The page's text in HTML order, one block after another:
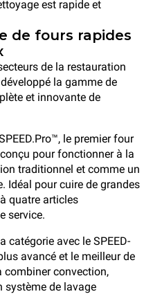
est rapide et
de fours rapides
de la restauration
la gamme de
et innovante de
le premier four
pour fonctionner à la
traditionnel et comme un
Idéal pour cuire de grandes
quatre articles
service.
catégorie avec le SPEED-
avancé et le meilleur de
combiner convection,
système de lavage